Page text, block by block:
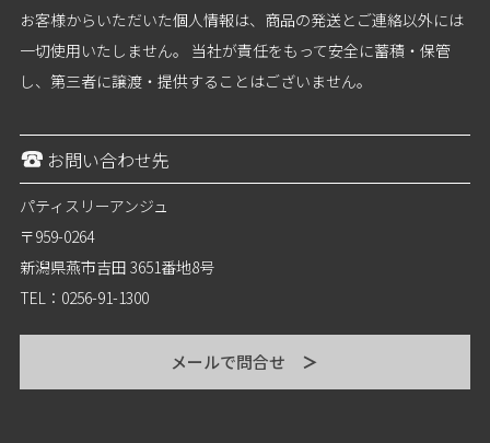
お客様からいただいた個人情報は、商品の発送とご連絡以外には
一切使用いたしません。 当社が責任をもって安全に蓄積・保管
し、第三者に譲渡・提供することはございません。
お問い合わせ先
パティスリーアンジュ
〒959-0264
新潟県燕市吉田 3651番地8号
TEL：0256-91-1300
メールで問合せ ＞